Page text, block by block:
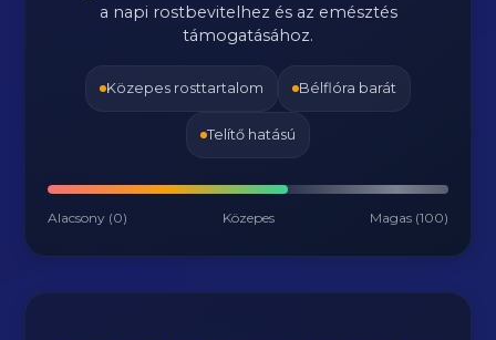
a napi rostbevitelhez és az emésztés
támogatásához.
Közepes rosttartalom Bélflóra barát
Telítő hatású
Alacsony (0) Közepes Magas (100)